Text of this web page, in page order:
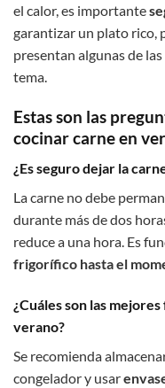
el calor, es importante
garantizar un plato rico,
presentan algunas de
tema.
Estas son las
cocinar carne en
¿Es seguro dejar la
La carne no debe
durante más de dos
reduce a una hora. Es
frigorífico hasta el
¿Cuáles son las
verano?
Se recomienda
congelador y usar